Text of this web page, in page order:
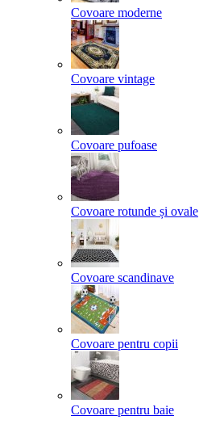
Covoare moderne
Covoare vintage
Covoare pufoase
Covoare rotunde și ovale
Covoare scandinave
Covoare pentru copii
Covoare pentru baie